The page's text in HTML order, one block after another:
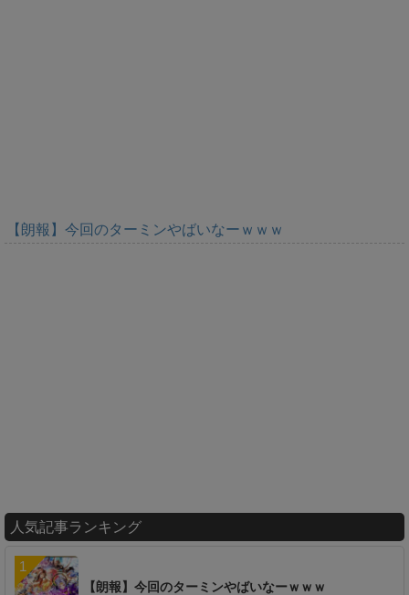
【朗報】今回のターミンやばいなーｗｗｗ
人気記事ランキング
【朗報】今回のターミンやばいなーｗｗｗ